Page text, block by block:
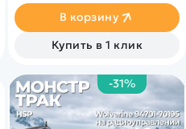
В корзину
Купить в 1 клик
-31%